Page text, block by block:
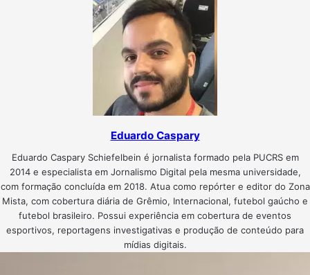
Eduardo Caspary
Eduardo Caspary Schiefelbein é jornalista formado pela PUCRS em
2014 e especialista em Jornalismo Digital pela mesma universidade,
com formação concluída em 2018. Atua como repórter e editor do Zona
Mista, com cobertura diária de Grêmio, Internacional, futebol gaúcho e
futebol brasileiro. Possui experiência em cobertura de eventos
esportivos, reportagens investigativas e produção de conteúdo para
mídias digitais.